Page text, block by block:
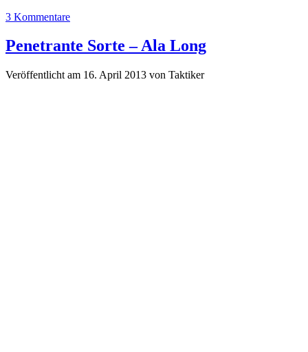
3 Kommentare
Penetrante Sorte – Ala Long
Veröffentlicht am 16. April 2013 von Taktiker